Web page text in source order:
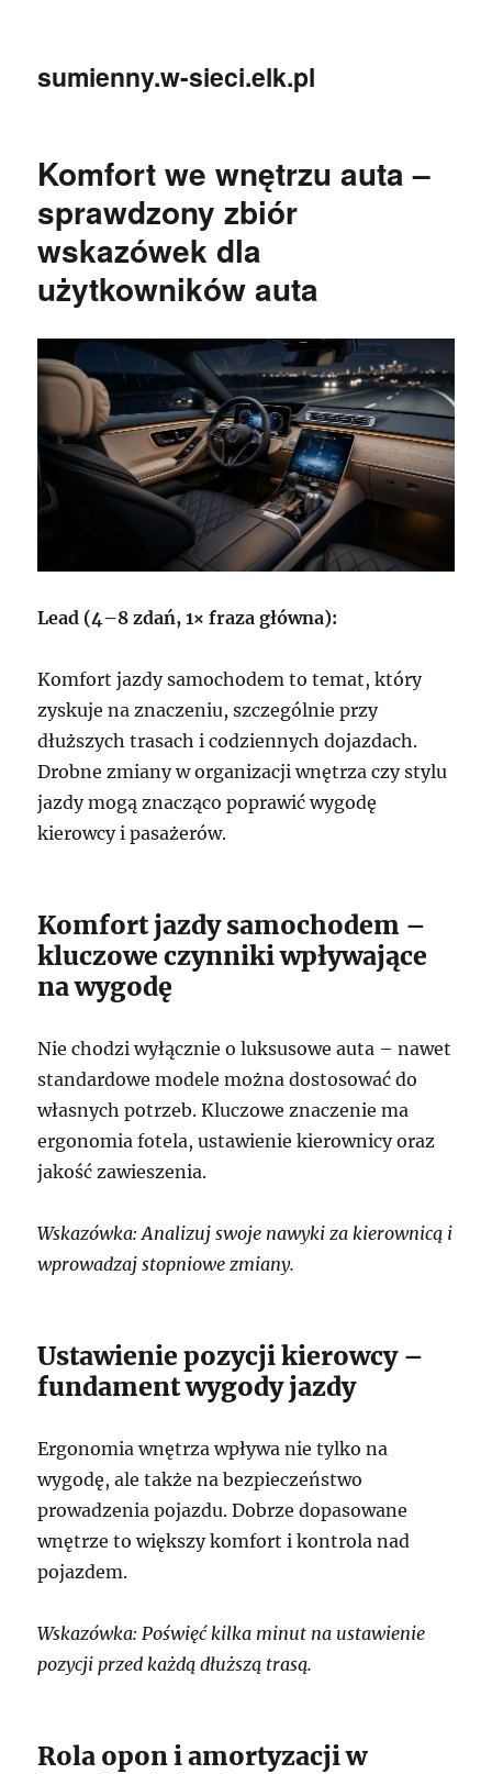
sumienny.w-sieci.elk.pl
Komfort we wnętrzu auta –
sprawdzony zbiór
wskazówek dla
użytkowników auta
Lead (4–8 zdań, 1× fraza główna):
Komfort jazdy samochodem to temat, który
zyskuje na znaczeniu, szczególnie przy
dłuższych trasach i codziennych dojazdach.
Drobne zmiany w organizacji wnętrza czy stylu
jazdy mogą znacząco poprawić wygodę
kierowcy i pasażerów.
Komfort jazdy samochodem –
kluczowe czynniki wpływające
na wygodę
Nie chodzi wyłącznie o luksusowe auta – nawet
standardowe modele można dostosować do
własnych potrzeb. Kluczowe znaczenie ma
ergonomia fotela, ustawienie kierownicy oraz
jakość zawieszenia.
Wskazówka: Analizuj swoje nawyki za kierownicą i
wprowadzaj stopniowe zmiany.
Ustawienie pozycji kierowcy –
fundament wygody jazdy
Ergonomia wnętrza wpływa nie tylko na
wygodę, ale także na bezpieczeństwo
prowadzenia pojazdu. Dobrze dopasowane
wnętrze to większy komfort i kontrola nad
pojazdem.
Wskazówka: Poświęć kilka minut na ustawienie
pozycji przed każdą dłuższą trasą.
Rola opon i amortyzacji w